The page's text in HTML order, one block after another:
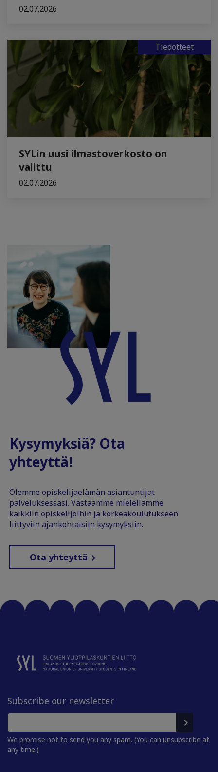
02.07.2026
Tiedotteet
SYLin uusi ilmastoverkosto on
valittu
02.07.2026
Kysymyksiä? Ota
yhteyttä!
Olemme opiskelijaelämän asiantuntijat
palveluksessasi. Vastaamme mielellämme
kaikkiin opiskelijoihin ja korkeakoulutukseen
liittyviin ajankohtaisiin kysymyksiin.
Ota yhteyttä
Subscribe our newsletter
We promise not to send you any spam. (You can unsubscribe at
any time.)